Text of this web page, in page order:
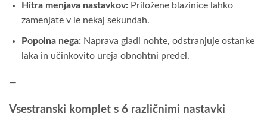
Hitra menjava nastavkov:Priložene blazinice lahko
zamenjate v le nekaj sekundah.
Popolna nega:Naprava gladi nohte, odstranjuje ostanke
laka in učinkovito ureja obnohtni predel.
—
Vsestranski komplet s 6 različnimi nastavki